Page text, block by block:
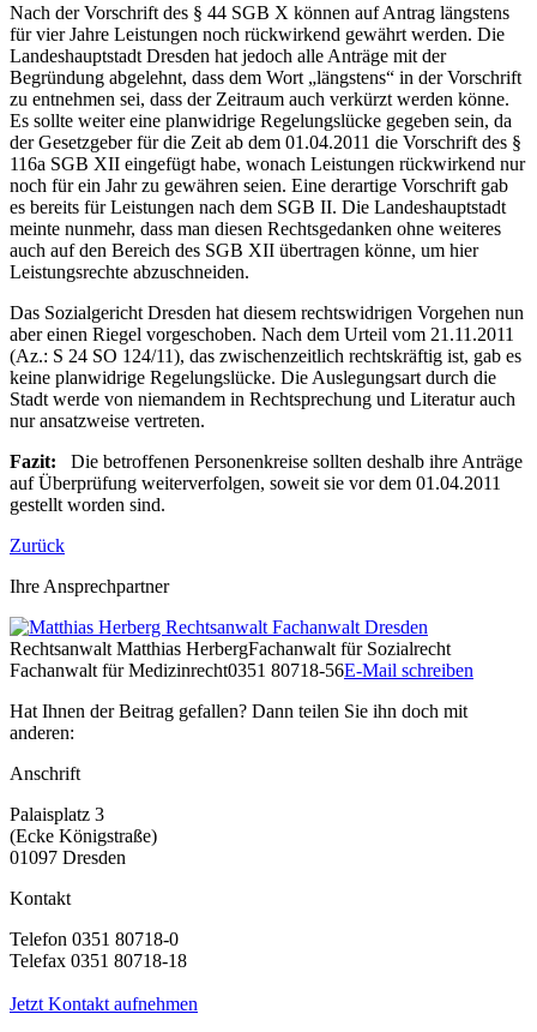
Nach der Vorschrift des § 44 SGB X können auf Antrag längstens
für vier Jahre Leistungen noch rückwirkend gewährt werden. Die
Landeshauptstadt Dresden hat jedoch alle Anträge mit der
Begründung abgelehnt, dass dem Wort „längstens“ in der Vorschrift
zu entnehmen sei, dass der Zeitraum auch verkürzt werden könne.
Es sollte weiter eine planwidrige Regelungslücke gegeben sein, da
der Gesetzgeber für die Zeit ab dem 01.04.2011 die Vorschrift des §
116a SGB XII eingefügt habe, wonach Leistungen rückwirkend nur
noch für ein Jahr zu gewähren seien. Eine derartige Vorschrift gab
es bereits für Leistungen nach dem SGB II. Die Landeshauptstadt
meinte nunmehr, dass man diesen Rechtsgedanken ohne weiteres
auch auf den Bereich des SGB XII übertragen könne, um hier
Leistungsrechte abzuschneiden.
Das Sozialgericht Dresden hat diesem rechtswidrigen Vorgehen nun
aber einen Riegel vorgeschoben. Nach dem Urteil vom 21.11.2011
(Az.: S 24 SO 124/11), das zwischenzeitlich rechtskräftig ist, gab es
keine planwidrige Regelungslücke. Die Auslegungsart durch die
Stadt werde von niemandem in Rechtsprechung und Literatur auch
nur ansatzweise vertreten.
Fazit: Die betroffenen Personenkreise sollten deshalb ihre Anträge
auf Überprüfung weiterverfolgen, soweit sie vor dem 01.04.2011
gestellt worden sind.
Zurück
Ihre Ansprechpartner
Rechtsanwalt Matthias HerbergFachanwalt für Sozialrecht
Fachanwalt für Medizinrecht0351 80718-56E-Mail schreiben
Hat Ihnen der Beitrag gefallen? Dann teilen Sie ihn doch mit
anderen:
Anschrift
Palaisplatz 3
(Ecke Königstraße)
01097 Dresden
Kontakt
Telefon 0351 80718-0
Telefax 0351 80718-18
Jetzt Kontakt aufnehmen